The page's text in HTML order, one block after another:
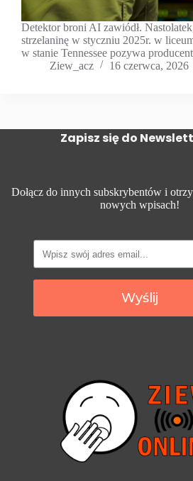
Detektor broni AI zawiódł.
strzelaninę w styczniu 2025r. w
w stanie Tennessee pozywa
Ziew_acz
16 czerwca, 2026
Zapisz się do
Dołącz do innych subskrybentów i
nowych wpisach!
Wyślij